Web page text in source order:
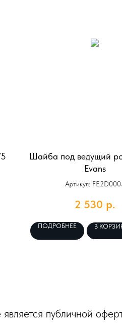
Шайба под ведущий
Evans
Артикул:
2 530 р.
ПОДРОБНЕЕ В
публичной